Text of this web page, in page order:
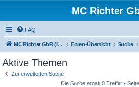
MC Richter
FAQ
MC Richter GbR (Impressum / Datenschutz) Foren-Übersicht Suche
Aktive Themen
Zur erweiterten Suche
Die Suche ergab 0 Treffer • Seite